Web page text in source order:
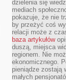
dzielenia się
mediach
pokazuje, że nie
by przeżyć coś
relacji może z
baza artykułów
duszą, miejsca
regionem. Nie
ekonomicznego.
pieniądze zostają
małych